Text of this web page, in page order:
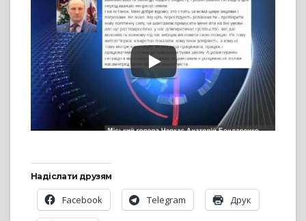
Надіслати друзям
Facebook Telegram Друк